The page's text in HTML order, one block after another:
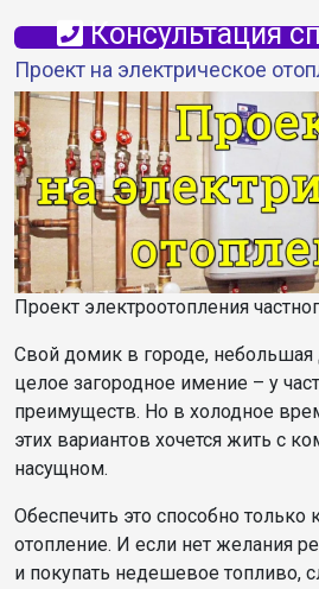
Консультация
Проект на электрическое
Проект электроотопления
Свой домик в городе, небольшая
целое загородное имение – у
преимуществ. Но в холодное
этих вариантов хочется жить с
насущном.
Обеспечить это способно только
отопление. И если нет желания
и покупать недешевое топливо,